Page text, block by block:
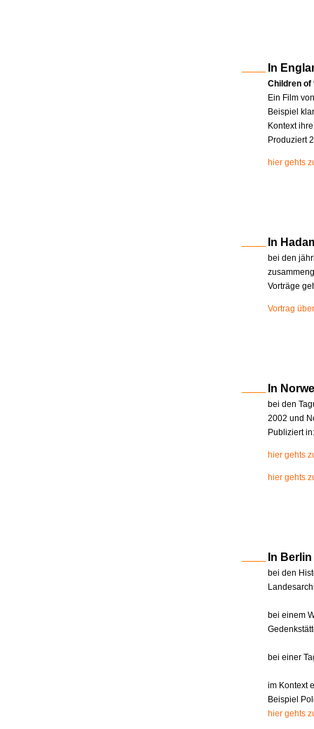
In
Children of
Ein Film
Beispiel
Kontext
Produziert
hier gehts
In
bei den
Vorträge
Vortrag
In
bei den
2002 und
Publiziert
hier gehts
hier gehts
In
bei den
bei einem
bei einer
im Kontext
Beispiel
hier gehts